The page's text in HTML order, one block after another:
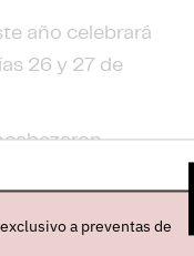
año celebrará
26 y 27 de
de los años
clubes de
sesenta con el
a preventas de